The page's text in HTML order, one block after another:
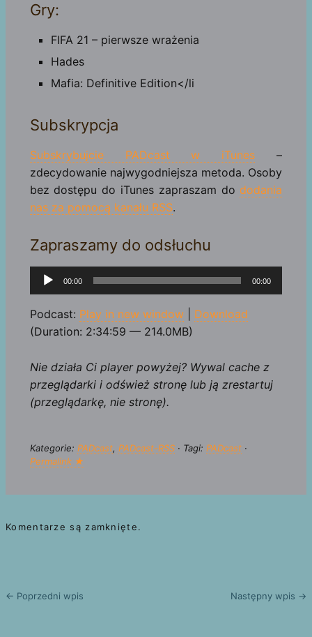
Gry:
FIFA 21 – pierwsze wrażenia
Hades
Mafia: Definitive Edition</li
Subskrypcja
Subskrybujcie PADcast w iTunes –
zdecydowanie najwygodniejsza metoda. Osoby
bez dostępu do iTunes zapraszam do dodania
nas za pomocą kanału RSS.
Zapraszamy do odsłuchu
Odtwarzacz
plików
dźwiękowych
00:00 00:00
Podcast: Play in new window| Download
(Duration: 2:34:59 — 214.0MB)
Nie działa Ci player powyżej? Wywal cache z
przeglądarki i odśwież stronę lub ją zrestartuj
(przeglądarkę, nie stronę).
Kategorie: PADcast, PADcast-RSS· Tagi: PADcast·
Permalink ★
Komentarze są zamknięte.
← Poprzedni wpis Następny wpis →